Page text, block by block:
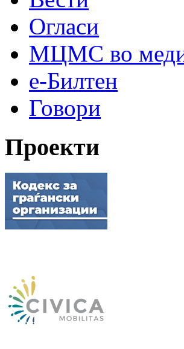
Огласи
МЦМС во
е-Билтен
Говори
Проекти